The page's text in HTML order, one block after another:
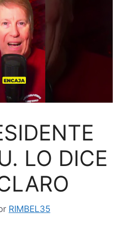
LO DICE
RIMBEL35